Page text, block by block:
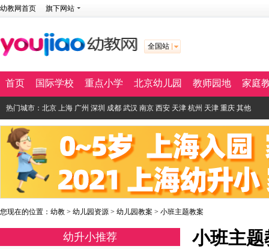
幼教网首页 旗下网站
全国站
首页 国际学校 重点小学 北京幼儿园 教师园地 家庭
热门城市： 北京 上海 广州 深圳 成都 武汉 南京 西安 天津 杭州 天津 重庆 其他
您现在的位置： 幼教 > 幼儿园资源 > 幼儿园教案 > 小班主题教案
幼升小推荐 小班主题